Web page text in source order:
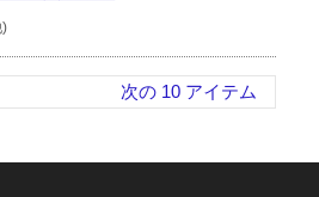
)
次の 10 アイテム